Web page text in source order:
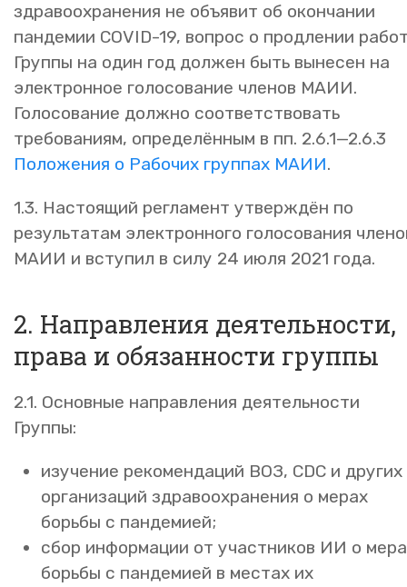
здравоохранения не объявит об окончании
пандемии COVID-19, вопрос о продлении
Группы на один год должен быть вынесен на
электронное голосование членов МАИИ.
Голосование должно соответствовать
требованиям, определённым в пп. 2.6.1—2.6.3
Положения о Рабочих группах МАИИ.
1.3. Настоящий регламент утверждён по
результатам электронного голосования
МАИИ и вступил в силу 24 июля 2021 года.
2. Направления деятельности,
права и обязанности группы
2.1. Основные направления деятельности
Группы:
изучение рекомендаций ВОЗ, CDC и других
организаций здравоохранения о мерах
борьбы с пандемией;
сбор информации от участников ИИ о
борьбы с пандемией в местах их